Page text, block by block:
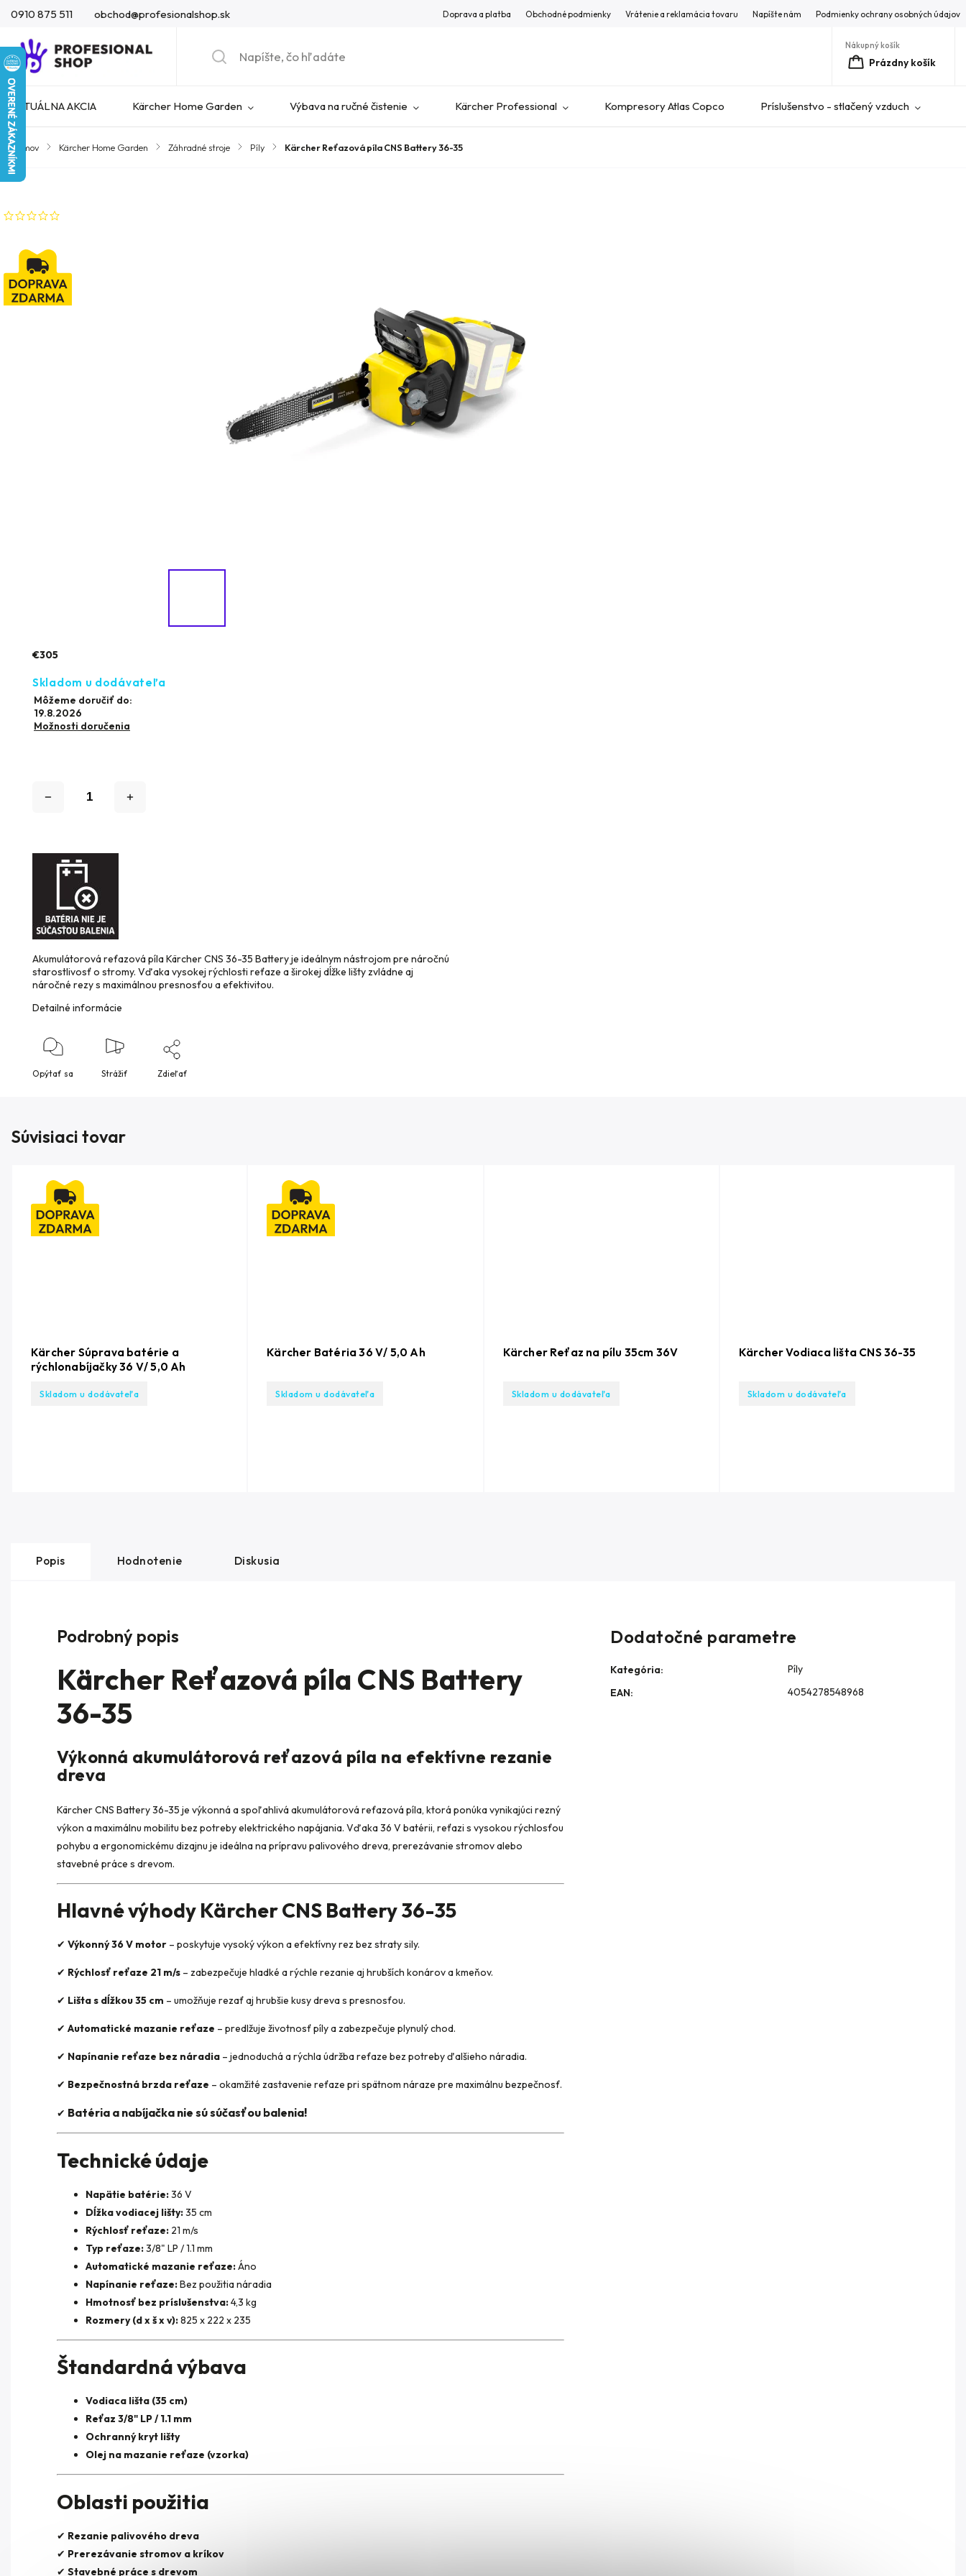
0910 875 511 obchod@profesionalshop.sk Doprava a platba Obchodné podmienky Vrátenie a reklamácia tovaru Napíšte nám Podmienky ochrany osobných údajov
Nákupný košík
Prázdny košík
AKTUÁLNA AKCIA Kärcher Home Garden Výbava na ručné čistenie Kärcher Professional Kompresory Atlas Copco Príslušenstvo - stlačený vzduch
Domov / Kärcher Home Garden / Záhradné stroje / Píly / Kärcher Reťazová píla CNS Battery 36-35
€305
Skladom u dodávateľa
Môžeme doručiť do:
19.8.2026
Možnosti doručenia
Akumulátorová reťazová píla Kärcher CNS 36-35 Battery je ideálnym nástrojom pre náročnú
starostlivosť o stromy. Vďaka vysokej rýchlosti reťaze a širokej dĺžke lišty zvládne aj
náročné rezy s maximálnou presnosťou a efektivitou.
Detailné informácie
Opýtať sa Strážiť Zdieľať
Súvisiaci tovar
Kärcher Súprava batérie a
rýchlonabíjačky 36 V/ 5,0 Ah
Skladom u dodávateľa
Kärcher Batéria 36 V/ 5,0 Ah
Skladom u dodávateľa
Kärcher Reťaz na pílu 35cm 36V
Skladom u dodávateľa
Kärcher Vodiaca lišta CNS 36-35
Skladom u dodávateľa
Popis Hodnotenie Diskusia
Podrobný popis
Kärcher Reťazová píla CNS Battery
36-35
Výkonná akumulátorová reťazová píla na efektívne rezanie
dreva
Kärcher CNS Battery 36-35 je výkonná a spoľahlivá akumulátorová reťazová píla, ktorá ponúka vynikajúci rezný
výkon a maximálnu mobilitu bez potreby elektrického napájania. Vďaka 36 V batérii, reťazi s vysokou rýchlosťou
pohybu a ergonomickému dizajnu je ideálna na prípravu palivového dreva, prerezávanie stromov alebo
stavebné práce s drevom.
Hlavné výhody Kärcher CNS Battery 36-35
✔ Výkonný 36 V motor – poskytuje vysoký výkon a efektívny rez bez straty sily.
✔ Rýchlosť reťaze 21 m/s – zabezpečuje hladké a rýchle rezanie aj hrubších konárov a kmeňov.
✔ Lišta s dĺžkou 35 cm – umožňuje rezať aj hrubšie kusy dreva s presnosťou.
✔ Automatické mazanie reťaze – predlžuje životnosť píly a zabezpečuje plynulý chod.
✔ Napínanie reťaze bez náradia – jednoduchá a rýchla údržba reťaze bez potreby ďalšieho náradia.
✔ Bezpečnostná brzda reťaze – okamžité zastavenie reťaze pri spätnom náraze pre maximálnu bezpečnosť.
✔ Batéria a nabíjačka nie sú súčasťou balenia!
Technické údaje
Napätie batérie:36 V
Dĺžka vodiacej lišty:35 cm
Rýchlosť reťaze: 21 m/s
Typ reťaze:3/8" LP / 1.1 mm
Automatické mazanie reťaze:Áno
Napínanie reťaze:Bez použitia náradia
Hmotnosť bez príslušenstva:4,3 kg
Rozmery (d x š x v):825 x 222 x 235
Štandardná výbava
Vodiaca lišta (35 cm)
Reťaz 3/8" LP / 1.1 mm
Ochranný kryt lišty
Olej na mazanie reťaze (vzorka)
Oblasti použitia
✔ Rezanie palivového dreva
✔ Prerezávanie stromov a kríkov
✔ Stavebné práce s drevom
Dodatočné parametre
Kategória:
Píly
EAN: 4054278548968